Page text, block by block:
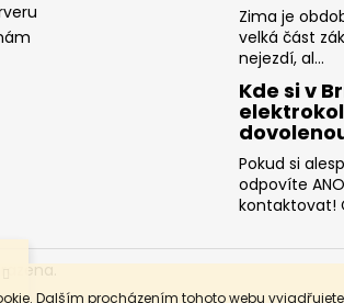
Dalším procházením tohoto webu
Zima je
velká část
nejezdí, al...
Kde si v
Pokud si
odpovíte
kontaktovat!